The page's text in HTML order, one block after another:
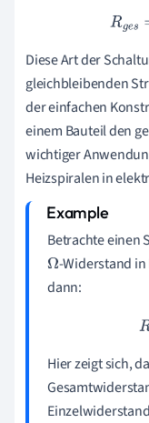
Diese Art der
gleichbleibenden
der einfachen
einem Bauteil den
wichtiger
Heizspiralen in
Betrachte einen
Ω-Widerstand
dann:
Hier zeigt sich,